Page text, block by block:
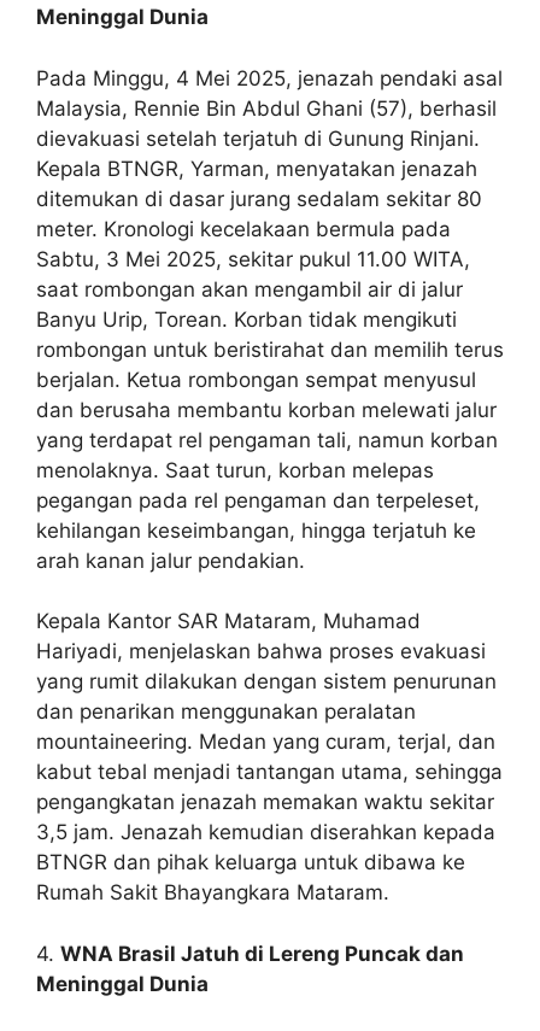
Meninggal Dunia
Pada Minggu, 4 Mei 2025, jenazah pendaki asal
Malaysia, Rennie Bin Abdul Ghani (57), berhasil
dievakuasi setelah terjatuh di Gunung Rinjani.
Kepala BTNGR, Yarman, menyatakan jenazah
ditemukan di dasar jurang sedalam sekitar 80
meter. Kronologi kecelakaan bermula pada
Sabtu, 3 Mei 2025, sekitar pukul 11.00 WITA,
saat rombongan akan mengambil air di jalur
Banyu Urip, Torean. Korban tidak mengikuti
rombongan untuk beristirahat dan memilih terus
berjalan. Ketua rombongan sempat menyusul
dan berusaha membantu korban melewati jalur
yang terdapat rel pengaman tali, namun korban
menolaknya. Saat turun, korban melepas
pegangan pada rel pengaman dan terpeleset,
kehilangan keseimbangan, hingga terjatuh ke
arah kanan jalur pendakian.
Kepala Kantor SAR Mataram, Muhamad
Hariyadi, menjelaskan bahwa proses evakuasi
yang rumit dilakukan dengan sistem penurunan
dan penarikan menggunakan peralatan
mountaineering. Medan yang curam, terjal, dan
kabut tebal menjadi tantangan utama, sehingga
pengangkatan jenazah memakan waktu sekitar
3,5 jam. Jenazah kemudian diserahkan kepada
BTNGR dan pihak keluarga untuk dibawa ke
Rumah Sakit Bhayangkara Mataram.
4. WNA Brasil Jatuh di Lereng Puncak dan
Meninggal Dunia